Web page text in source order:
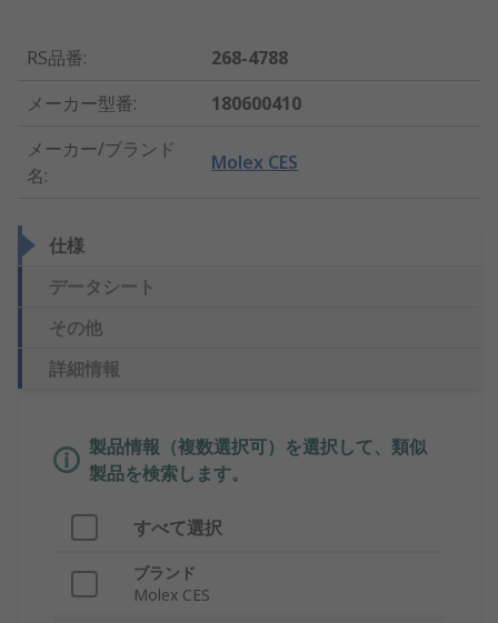
RS品番:
268-4788
メーカー型番:
180600410
メーカー/ブランド
名:
Molex CES
仕様
データシート
その他
詳細情報
製品情報（複数選択可）を選択して、類似
製品を検索します。
すべて選択
ブランド
Molex CES